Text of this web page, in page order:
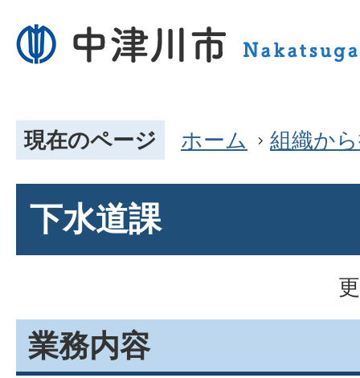
現在のページ ホーム 組織か
下水道課
業務内容